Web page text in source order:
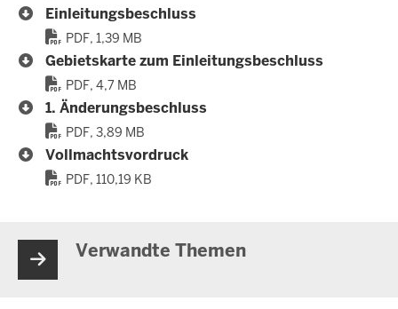
Einleitungsbeschluss
PDF, 1,39 MB
Gebietskarte zum Einleitungsbeschluss
PDF, 4,7 MB
1. Änderungsbeschluss
PDF, 3,89 MB
Vollmachtsvordruck
PDF, 110,19 KB
Verwandte Themen